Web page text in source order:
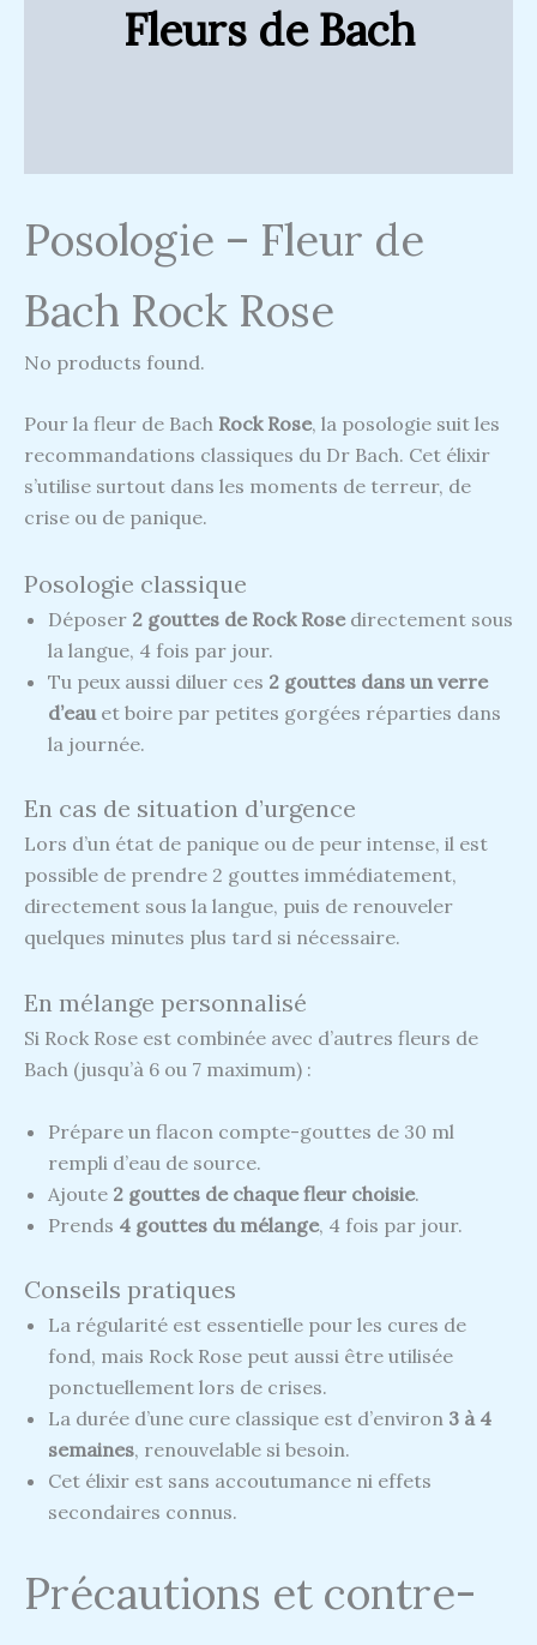
Fleurs de Bach
Posologie – Fleur de
Bach Rock Rose
No products found.
Pour la fleur de Bach Rock Rose, la posologie suit les
recommandations classiques du Dr Bach. Cet élixir
s’utilise surtout dans les moments de terreur, de
crise ou de panique.
Posologie classique
Déposer 2 gouttes de Rock Rosedirectement sous
la langue, 4 fois par jour.
Tu peux aussi diluer ces 2 gouttes dans un verre
d’eau et boire par petites gorgées réparties dans
la journée.
En cas de situation d’urgence
Lors d’un état de panique ou de peur intense, il est
possible de prendre 2 gouttes immédiatement,
directement sous la langue, puis de renouveler
quelques minutes plus tard si nécessaire.
En mélange personnalisé
Si Rock Rose est combinée avec d’autres fleurs de
Bach (jusqu’à 6 ou 7 maximum) :
Prépare un flacon compte-gouttes de 30 ml
rempli d’eau de source.
Ajoute 2 gouttes de chaque fleur choisie.
Prends 4 gouttes du mélange, 4 fois par jour.
Conseils pratiques
La régularité est essentielle pour les cures de
fond, mais Rock Rose peut aussi être utilisée
ponctuellement lors de crises.
La durée d’une cure classique est d’environ 3 à 4
semaines, renouvelable si besoin.
Cet élixir est sans accoutumance ni effets
secondaires connus.
Précautions et contre-